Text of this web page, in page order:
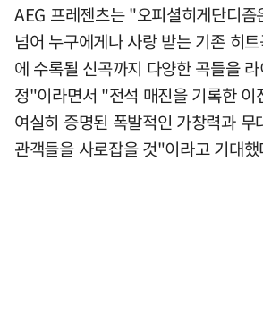
AEG 프레젠츠는 "오피셜히게단디즘
넘어 누구에게나 사랑 받는 기존 히
에 수록될 신곡까지 다양한 곡들을
정"이라면서 "전석 매진을 기록한 이
여실히 증명된 폭발적인 가창력과 무
관객들을 사로잡을 것"이라고 기대했